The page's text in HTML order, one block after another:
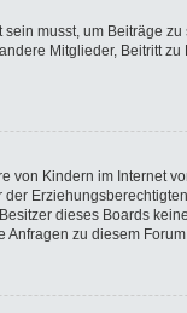
musst, um Beiträge
Mitglieder, Beitritt
Kindern im Internet
dieses Boards
zu diesem